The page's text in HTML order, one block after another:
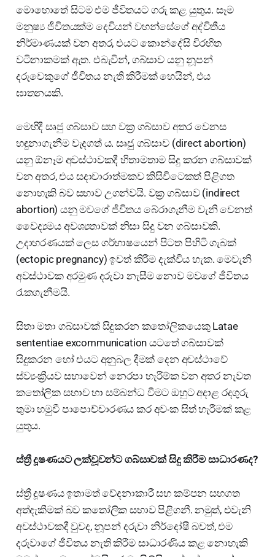
මොහොතේ සිටම එම ජීවිතයට ගරු කළ යුතුය. සෑම
මනුෂ්‍ය ජීවිතයක්ම දෙවියන් වහන්සේගේ අද්විතීය
නිර්මාණයක් වන අතර, එයට කොන්දේසි විරහිත
වටිනාකමක් ඇත. එබැවින්, ගබ්සාව යනු නූපන්
දරුවෙකුගේ ජීවිතය නැති කිරීමක් හෙයින්, එය
ඝාතනයකි.
මෙහිදී සෘජු ගබ්සාව සහ වක්‍ර ගබ්සාව අතර වෙනස
හඳුනාගැනීම වැදගත් ය. සෘජු ගබ්සාව (direct abortion)
යනු ඕනෑම අවස්ථාවකදී හිතාමතාම සිදු කරන ගබ්සාවක්
වන අතර, එය සදාචාරාත්මකව කිසිවිටෙකත් පිළිගත
නොහැකි බව සභාව උගන්වයි. වක්‍ර ගබ්සාව (indirect
abortion) යනු මවගේ ජීවිතය බේරාගැනීම වැනි වෙනත්
වෛද්‍යමය අවශ්‍යතාවක් නිසා සිදු වන ගබ්සාවකි.
උදාහරණයක් ලෙස ගර්භාෂයෙන් පිටත පිහිටි ගැබක්
(ectopic pregnancy) ඉවත් කිරීම දැක්විය හැක. මෙවැනි
අවස්ථාවක අරමුණ දරුවා නැසීම නොව මවගේ ජීවිතය
රැකගැනීමයි.
සිතා මතා ගබ්සාවක් සිදුකරන කතෝලිකයෙකු Latae
sententiae excommunication යටතේ ගබ්සාවක්
සිදුකරන හෝ එයට අනුබල දීමක් දෙන අවස්ථාවේ
ස්ව්‍යංක්‍රීයව සභාවෙන් නෙරපා හැරීම්ක වන අතර නැවත
කතෝලික සභාව හා සම්බන්ධ වීමට ඔහුට අදාළ රදගුරු
තුමා හමුවී පාපොච්චාරණය කර අවංක සිත් හැරීමක් කළ
යුතුය.
ස්ත්‍රී දූෂණයට ලක්වූවන්ට ගබ්සාවක් සිදු කිරීම සාධාරණද?
ස්ත්‍රී දූෂණය ඉතාමත් වේදනාකාරී සහ කම්පන සහගත
අත්දැකීමක් බව කතෝලික සභාව පිළිගනී. නමුත්, එවැනි
අවස්ථාවකදී වුවද, නූපන් දරුවා නිර්දෝෂී බවත්, එම
දරුවාගේ ජීවිතය නැති කිරීම සාධාරණීය කළ නොහැකි